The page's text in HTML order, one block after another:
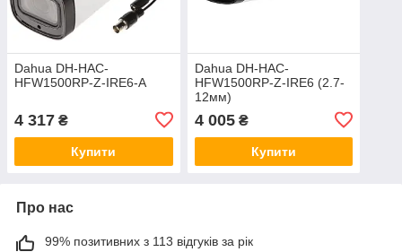
Dahua DH-HAC-
HFW1500RP-Z-IRE6-A
4 317 ₴
Купити
Dahua DH-HAC-
HFW1500RP-Z-IRE6 (2.7-
12мм)
4 005₴
Купити
Про нас
99% позитивних з 113 відгуків за рік